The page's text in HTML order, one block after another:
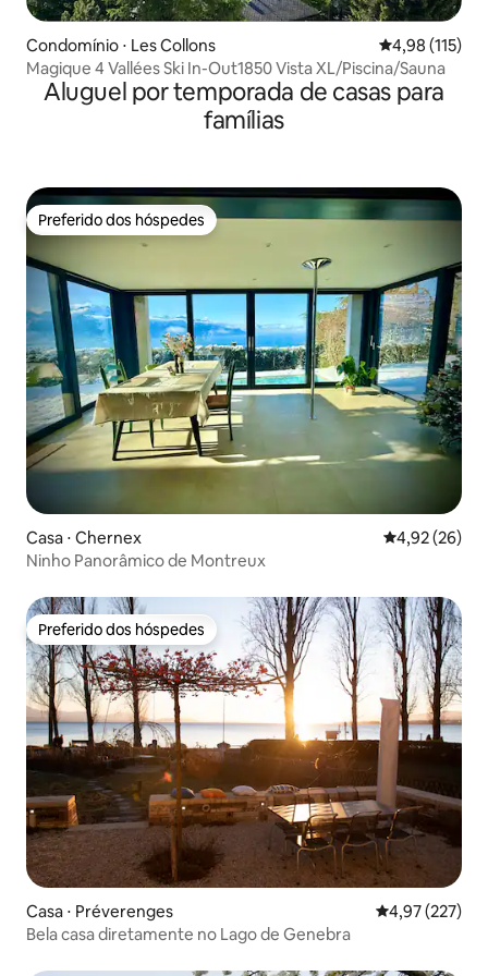
Condomínio ⋅ Les Collons 4,98 de uma
4,98 (115)
Magique 4 Vallées Ski In-Out1850 Vista XL/Piscina/Sauna
Aluguel por temporada de casas para
famílias
Preferido dos hóspedes
Preferido dos hóspedes
Casa ⋅ Chernex 4,92 de uma
4,92 (26)
Ninho Panorâmico de Montreux
Preferido dos hóspedes
Preferido dos hóspedes
Casa ⋅ Préverenges 4,97 de uma
4,97 (227)
Bela casa diretamente no Lago de Genebra